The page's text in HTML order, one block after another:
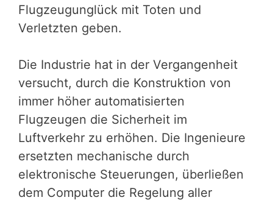
Flugzeugunglück mit Toten und
Verletzten geben.
Die Industrie hat in der Vergangenheit
versucht, durch die Konstruktion von
immer höher automatisierten
Flugzeugen die Sicherheit im
Luftverkehr zu erhöhen. Die Ingenieure
ersetzten mechanische durch
elektronische Steuerungen, überließen
dem Computer die Regelung aller